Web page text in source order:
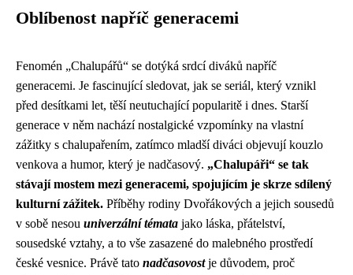
Oblíbenost napříč generacemi
Fenomén „Chalupářů“ se dotýká srdcí diváků napříč
generacemi. Je fascinující sledovat, jak se seriál, který vznikl
před desítkami let, těší neutuchající popularitě i dnes. Starší
generace v něm nachází nostalgické vzpomínky na vlastní
zážitky s chalupařením, zatímco mladší diváci objevují kouzlo
venkova a humor, který je nadčasový. „Chalupáři“ se tak
stávají mostem mezi generacemi, spojujícím je skrze sdílený
kulturní zážitek. Příběhy rodiny Dvořákových a jejich sousedů
v sobě nesou univerzální témata jako láska, přátelství,
sousedské vztahy, a to vše zasazené do malebného prostředí
české vesnice. Právě tato nadčasovostje důvodem, proč